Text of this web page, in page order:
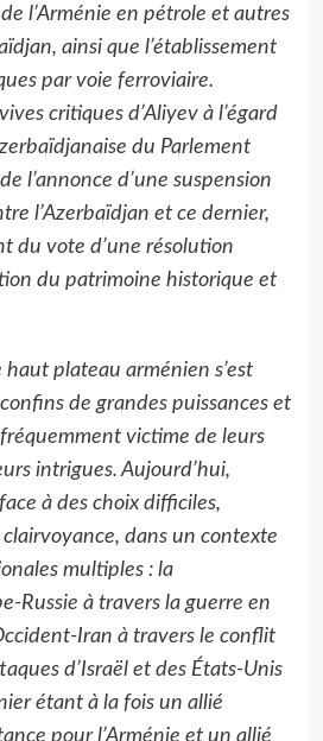
l’Arménie en pétrole et autres
ainsi que l’établissement
par voie ferroviaire.
critiques d’Aliyev à l’égard
du Parlement
l’annonce d’une suspension
l’Azerbaïdjan et ce dernier,
du vote d’une résolution
du patrimoine historique et
haut plateau arménien s’est
de grandes puissances et
victime de leurs
intrigues. Aujourd’hui,
à des choix difficiles,
dans un contexte
multiples : la
Russie à travers la guerre en
Iran à travers le conflit
d’Israël et des États-Unis
étant à la fois un allié
pour l’Arménie et un allié